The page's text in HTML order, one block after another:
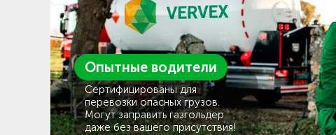
Опытные водители
Сертифицированы для
перевозки опасных грузов.
Могут заправить газгольдер
даже без вашего присутствия!